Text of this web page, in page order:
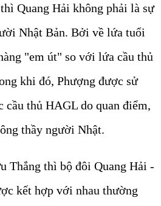
Quang Hải không phải là sự
Nhật Bản. Bởi về lứa tuổi
"em út" so với lứa cầu thủ
khi đó, Phượng được sử
cầu thủ HAGL do quan điểm,
thầy người Nhật.
Thắng thì bộ đôi Quang Hải -
kết hợp với nhau thường